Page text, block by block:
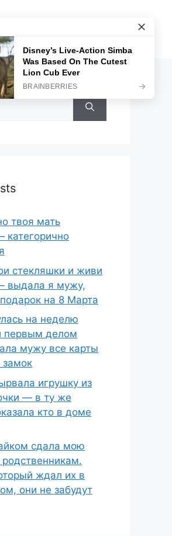
твоя мать
категорично
стекляшки и живи
выдала я мужу,
на 8 Марта
на неделю
первым делом
мужу все карты
замок
игрушку из
— в ту же
кто в доме
сдала мою
ждал их в
они не забудут